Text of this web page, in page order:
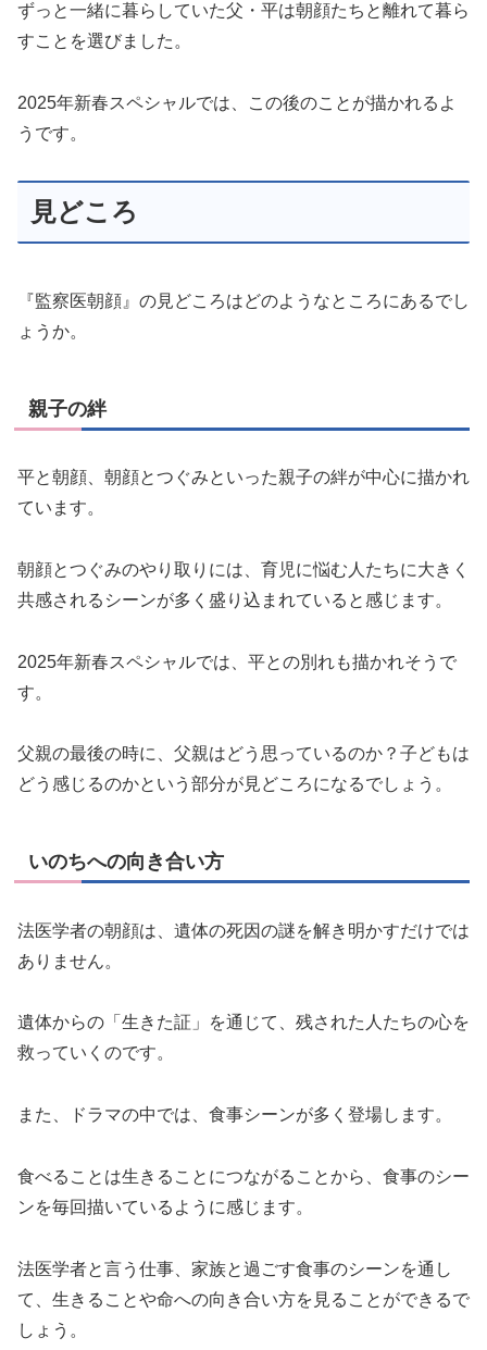
ずっと一緒に暮らしていた父・平は朝顔たちと離れて暮ら
すことを選びました。
2025年新春スペシャルでは、この後のことが描かれるよ
うです。
見どころ
『監察医朝顔』の見どころはどのようなところにあるでし
ょうか。
親子の絆
平と朝顔、朝顔とつぐみといった親子の絆が中心に描かれ
ています。
朝顔とつぐみのやり取りには、育児に悩む人たちに大きく
共感されるシーンが多く盛り込まれていると感じます。
2025年新春スペシャルでは、平との別れも描かれそうで
す。
父親の最後の時に、父親はどう思っているのか？子どもは
どう感じるのかという部分が見どころになるでしょう。
いのちへの向き合い方
法医学者の朝顔は、遺体の死因の謎を解き明かすだけでは
ありません。
遺体からの「生きた証」を通じて、残された人たちの心を
救っていくのです。
また、ドラマの中では、食事シーンが多く登場します。
食べることは生きることにつながることから、食事のシー
ンを毎回描いているように感じます。
法医学者と言う仕事、家族と過ごす食事のシーンを通し
て、生きることや命への向き合い方を見ることができるで
しょう。